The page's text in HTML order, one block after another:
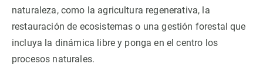
naturaleza, como la agricultura regenerativa, la
restauración de ecosistemas o una gestión forestal que
incluya la dinámica libre y ponga en el centro los
procesos naturales.
ÚNETE A NOSOTROS
PARTICIPA